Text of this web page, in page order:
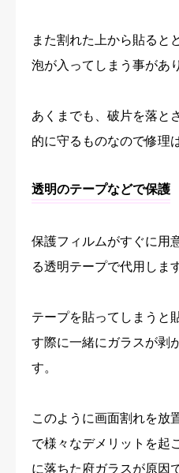
また割れた上から貼ると
泡が入ってしまう事があ
あくまでも、破片を落と
的に守るものなので修理
透明のテープなどで保護
保護フィルムがすぐに用
る透明テープで代用しま
テープを貼ってしまうと
す際に一緒にガラスが剥
す。
このように画面割れを放
で様々なデメリットを起
に落ちた府ガラスが原因